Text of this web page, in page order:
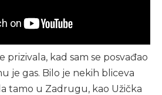
prizivala, kad sam se posvađao
je gas. Bilo je nekih bliceva
tamo u Zadrugu, kao Užička